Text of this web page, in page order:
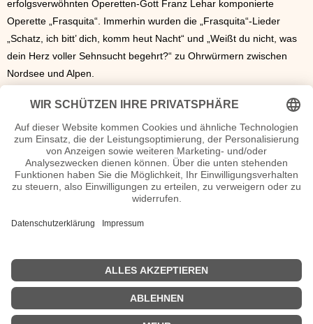
erfolgsverwöhnten Operetten-Gott Franz Lehar komponierte
Operette „Frasquita“. Immerhin wurden die „Frasquita“-Lieder
„Schatz, ich bitt’ dich, komm heut Nacht“ und „Weißt du nicht, was
dein Herz voller Sehnsucht begehrt?“ zu Ohrwürmern zwischen
Nordsee und Alpen.
komische Oper „Mavra“ des russischen Komponisten Igor
Strawinski in die Musikgeschichte ein. In ganzen 25 Minuten war
die Opern-Umsetzung einer Alexander-Puschkin-Erzählung über
die Bühne gebracht.
Komponisten Hans Sitt zu beklagen, der im Alter von 72 Jahren die
<< |Musikjahr 1923>>